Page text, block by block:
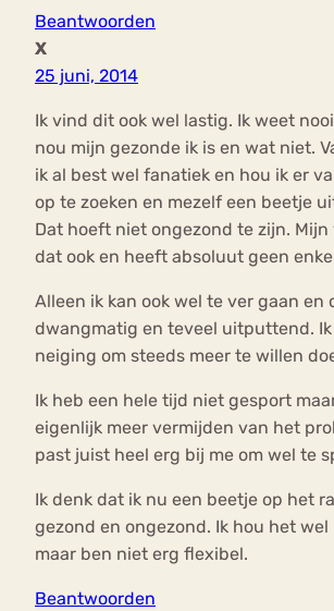
Beantwoorden
X
25 juni, 2014
Ik vind dit ook wel lastig. Ik weet
nou mijn gezonde ik is en wat niet.
ik al best wel fanatiek en hou ik er
op te zoeken en mezelf een beetje
Dat hoeft niet ongezond te zijn.
dat ook en heeft absoluut geen
Alleen ik kan ook wel te ver gaan en
dwangmatig en teveel uitputtend. Ik
neiging om steeds meer te willen
Ik heb een hele tijd niet gesport
eigenlijk meer vermijden van het
past juist heel erg bij me om wel te
Ik denk dat ik nu een beetje op het
gezond en ongezond. Ik hou het wel
maar ben niet erg flexibel.
Beantwoorden